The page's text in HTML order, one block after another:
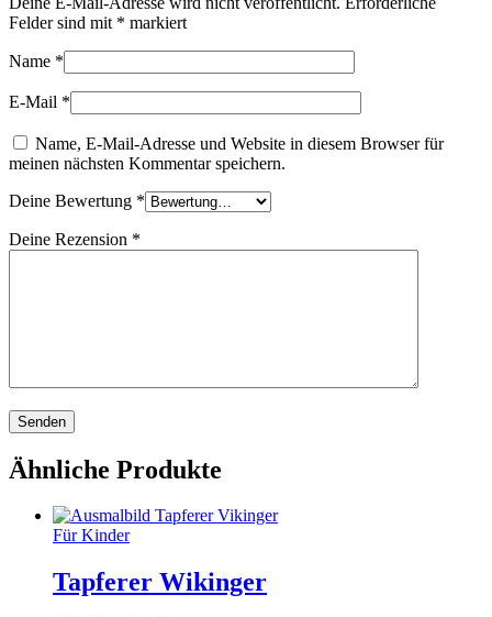
Felder sind mit * markiert
Name *
E-Mail *
Name, E-Mail-Adresse und Website in diesem Browser für
meinen nächsten Kommentar speichern.
Deine Bewertung *
Deine Rezension *
Ähnliche Produkte
Für Kinder
Tapferer Wikinger